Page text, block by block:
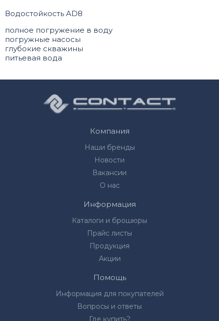
Водостойкость AD8
полное погружение в воду
погружные насосы
глубокие скважины
питьевая вода
Компания
Наши бренды
Новости
Вакансии
О нас
Информация
Каталоги и брошюры
Прайс листы
Продукция
Акции
Помощь
Информация для покупателей
Вопросы и ответы
Где купить?